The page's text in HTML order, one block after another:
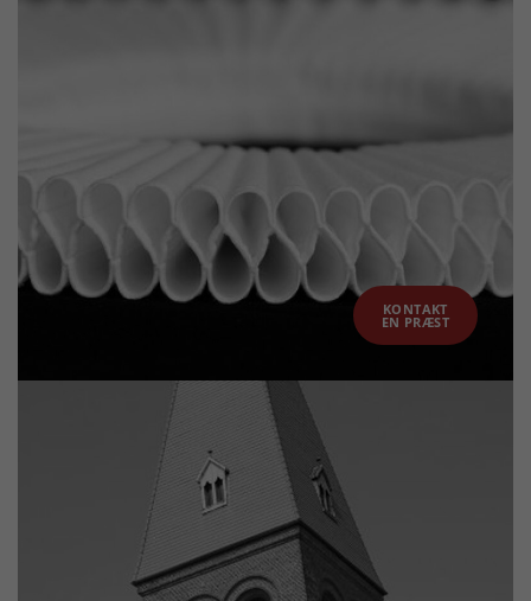
KONTAKT
EN PRÆST